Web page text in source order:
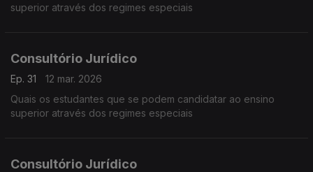
superior através dos regimes especiais
Consultório Jurídico
Ep. 31
12 mar. 2026
Quais os estudantes que se podem candidatar ao ensino
superior através dos regimes especiais
Consultório Jurídico